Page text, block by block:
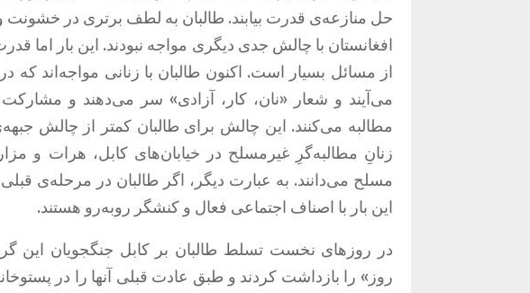
حل منازعه‌ی قدرت بیابند. طالبان به لطف برتری در
افغانستان با چالش جدی دیگری مواجه نبودند. این بار اما
از مسائل بسیار است. اکنون طالبان با زنانی مواجه‌اند که
می‌آیند و شعار «نان، کار، آزادی» سر می‌دهند و
مطالبه می‌کنند. این چالش برای طالبان کمتر از چالش
زنانِ مطالبه‌گرِ غیرمسلح در خیابان‌های کابل، هرات و
مسلح می‌دانند. به عبارت دیگر، اگر طالبان در مرحله‌ی
این بار با اصناف اجتماعی فعال و کنشگر روبه‌رو هستند.
در روزهای نخست تسلط طالبان بر کابل جنگجویان این
روز» را بازداشت کردند و طبق عادت قبلی آنها را در